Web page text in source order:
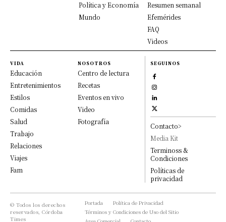
Política y Economía
Mundo
Resumen semanal
Efemérides
FAQ
Videos
VIDA
Educación
Entretenimientos
Estilos
Comidas
Salud
Trabajo
Relaciones
Viajes
Fam
NOSOTROS
Centro de lectura
Recetas
Eventos en vivo
Video
Fotografía
SEGUINOS
Contacto>
Media Kit
Terminoss &
Condiciones
Políticas de
privacidad
© Todos los derechos
reservados, Córdoba
Times
Portada
Política de Privacidad
Términos y Condiciones de Uso del Sitio